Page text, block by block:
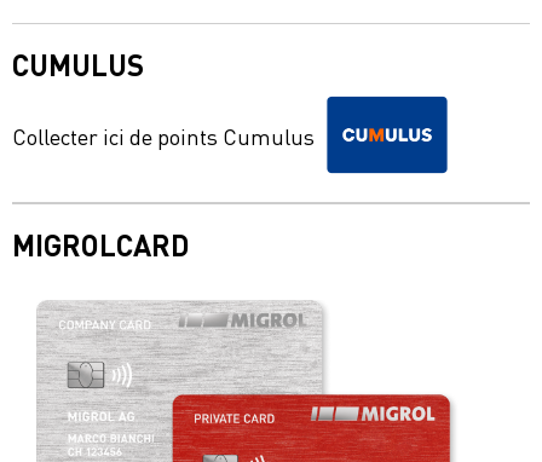
CUMULUS
Collecter ici de points Cumulus
MIGROLCARD